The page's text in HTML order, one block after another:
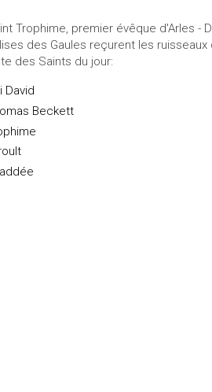
Trophime, premier évêque d'Arles
des Gaules reçurent les ruisseaux
des Saints du jour:
David
Beckett